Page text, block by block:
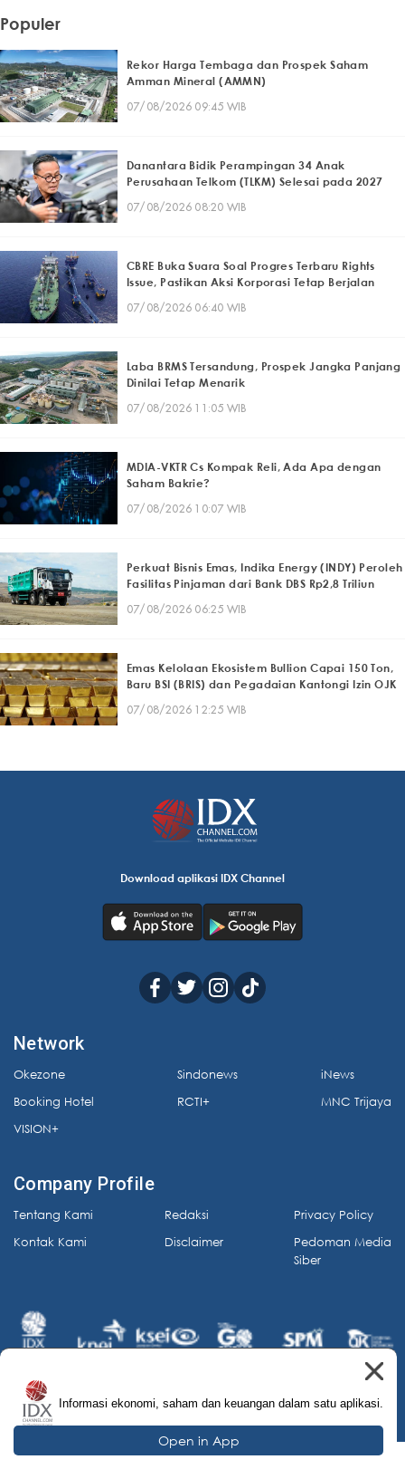
Populer
Rekor Harga Tembaga dan Prospek Saham
Amman Mineral (AMMN)
07/08/2026 09:45 WIB
Danantara Bidik Perampingan 34 Anak
Perusahaan Telkom (TLKM) Selesai pada 2027
07/08/2026 08:20 WIB
CBRE Buka Suara Soal Progres Terbaru Rights
Issue, Pastikan Aksi Korporasi Tetap Berjalan
07/08/2026 06:40 WIB
Laba BRMS Tersandung, Prospek Jangka Panjang
Dinilai Tetap Menarik
07/08/2026 11:05 WIB
MDIA-VKTR Cs Kompak Reli, Ada Apa dengan
Saham Bakrie?
07/08/2026 10:07 WIB
Perkuat Bisnis Emas, Indika Energy (INDY) Peroleh
Fasilitas Pinjaman dari Bank DBS Rp2,8 Triliun
07/08/2026 06:25 WIB
Emas Kelolaan Ekosistem Bullion Capai 150 Ton,
Baru BSI (BRIS) dan Pegadaian Kantongi Izin OJK
07/08/2026 12:25 WIB
Download aplikasi IDX Channel
Network
Okezone
Booking Hotel
VISION+
Sindonews
RCTI+
iNews
MNC Trijaya
Company Profile
Tentang Kami
Kontak Kami
Redaksi
Disclaimer
Privacy Policy
Pedoman Media
Siber
© 2026 IDX Channel. All Rights Reserved.
Informasi ekonomi, saham dan keuangan dalam satu aplikasi.
Open in App